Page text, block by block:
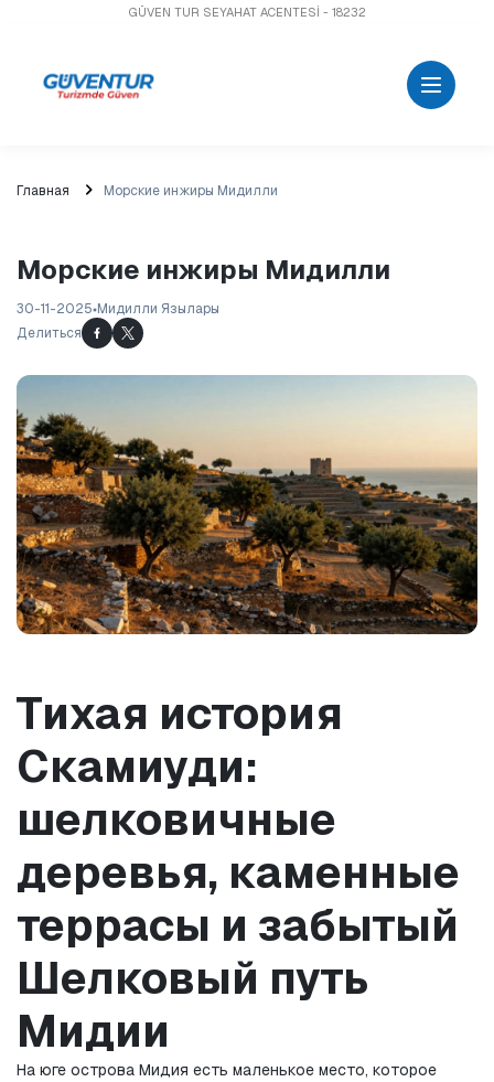
GÜVEN TUR SEYAHAT ACENTESİ - 18232
Главная Морские инжиры Мидилли
Морские инжиры Мидилли
30-11-2025 Мидилли Язылары
Делиться
Тихая история
Скамиуди:
шелковичные
деревья, каменные
террасы и забытый
Шелковый путь
Мидии
На юге острова Мидия есть маленькое место, которое